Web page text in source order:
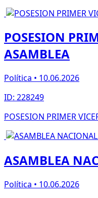
POSESION
ASAMBLEA
Política • 10.06.2026
ID: 228249
POSESION PRIMER
ASAMBLEA
Política • 10.06.2026